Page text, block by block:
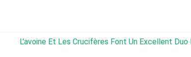
L'avoine Et Les Crucifères Font Un Excellent Duo